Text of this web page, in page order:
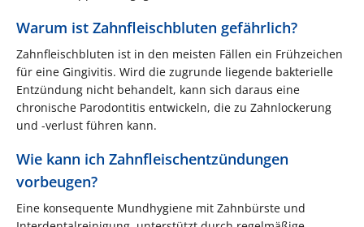
Warum ist Zahnfleischbluten gefährlich?
Zahnfleischbluten ist in den meisten Fällen ein Frühzeichen
für eine Gingivitis. Wird die zugrunde liegende bakterielle
Entzündung nicht behandelt, kann sich daraus eine
chronische Parodontitis entwickeln, die zu Zahnlockerung
und -verlust führen kann.
Wie kann ich Zahnfleischentzündungen
vorbeugen?
Eine konsequente Mundhygiene mit Zahnbürste und